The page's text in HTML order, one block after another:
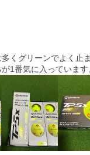
くグリーンでよく止ま
1番気に入っています